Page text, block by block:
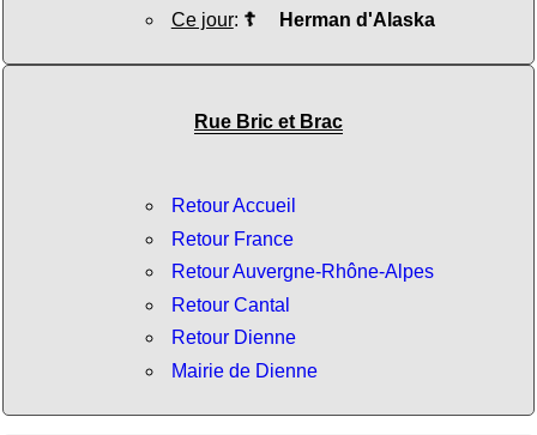
Ce jour: ☦Herman d'Alaska
Rue Bric et Brac
Retour Accueil
Retour France
Retour Auvergne-Rhône-Alpes
Retour Cantal
Retour Dienne
Mairie de Dienne